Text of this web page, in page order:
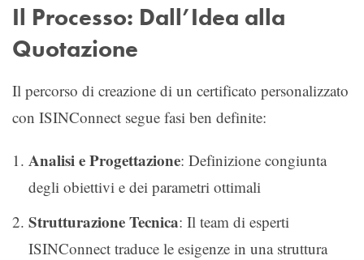
Il Processo: Dall’Idea alla
Quotazione
Il percorso di creazione di un certificato personalizzato
con ISINConnect segue fasi ben definite:
Analisi e Progettazione: Definizione congiunta
degli obiettivi e dei parametri ottimali
Strutturazione Tecnica: Il team di esperti
ISINConnect traduce le esigenze in una struttura